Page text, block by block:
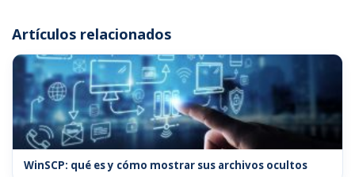
Artículos relacionados
WinSCP: qué es y cómo mostrar sus archivos ocultos